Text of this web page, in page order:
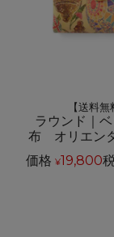
【送料無
ラウンド｜
布 オリエン
価格 ¥19,800